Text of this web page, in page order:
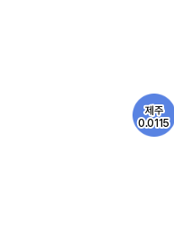
농도